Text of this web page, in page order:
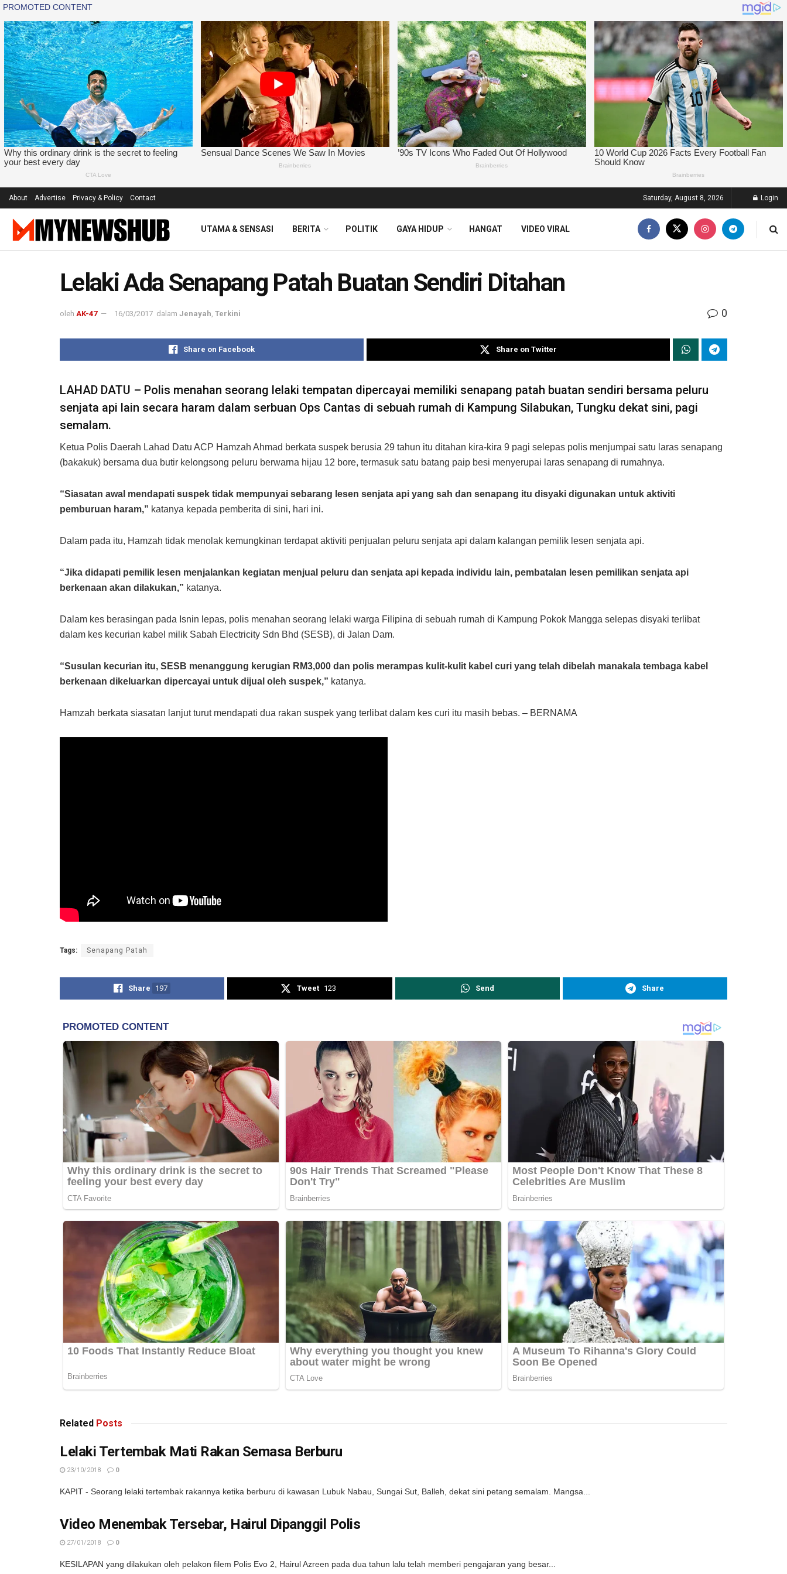
About Advertise Privacy & Policy Contact Saturday, August 8, 2026 Login
UTAMA & SENSASI BERITA POLITIK GAYA HIDUP HANGAT VIDEO VIRAL
Lelaki Ada Senapang Patah Buatan Sendiri Ditahan
oleh AK-47 16/03/2017 dalam Jenayah Terkini 0
Share on Facebook Share on Twitter
LAHAD DATU – Polis menahan seorang lelaki tempatan dipercayai memiliki senapang patah buatan sendiri bersama peluru
senjata api lain secara haram dalam serbuan Ops Cantas di sebuah rumah di Kampung Silabukan, Tungku dekat sini, pagi
semalam.
Ketua Polis Daerah Lahad Datu ACP Hamzah Ahmad berkata suspek berusia 29 tahun itu ditahan kira-kira 9 pagi selepas polis menjumpai satu laras senapang
(bakakuk) bersama dua butir kelongsong peluru berwarna hijau 12 bore, termasuk satu batang paip besi menyerupai laras senapang di rumahnya.
“Siasatan awal mendapati suspek tidak mempunyai sebarang lesen senjata api yang sah dan senapang itu disyaki digunakan untuk aktiviti
pemburuan haram,” katanya kepada pemberita di sini, hari ini.
Dalam pada itu, Hamzah tidak menolak kemungkinan terdapat aktiviti penjualan peluru senjata api dalam kalangan pemilik lesen senjata api.
“Jika didapati pemilik lesen menjalankan kegiatan menjual peluru dan senjata api kepada individu lain, pembatalan lesen pemilikan senjata api
berkenaan akan dilakukan,” katanya.
Dalam kes berasingan pada Isnin lepas, polis menahan seorang lelaki warga Filipina di sebuah rumah di Kampung Pokok Mangga selepas disyaki terlibat
dalam kes kecurian kabel milik Sabah Electricity Sdn Bhd (SESB), di Jalan Dam.
“Susulan kecurian itu, SESB menanggung kerugian RM3,000 dan polis merampas kulit-kulit kabel curi yang telah dibelah manakala tembaga kabel
berkenaan dikeluarkan dipercayai untuk dijual oleh suspek,” katanya.
Hamzah berkata siasatan lanjut turut mendapati dua rakan suspek yang terlibat dalam kes curi itu masih bebas. – BERNAMA
Tags: Senapang Patah
Share 197 Tweet 123 Send Share
Related Posts
Lelaki Tertembak Mati Rakan Semasa Berburu
23/10/2018 0
KAPIT - Seorang lelaki tertembak rakannya ketika berburu di kawasan Lubuk Nabau, Sungai Sut, Balleh, dekat sini petang semalam. Mangsa...
Video Menembak Tersebar, Hairul Dipanggil Polis
27/01/2018 0
KESILAPAN yang dilakukan oleh pelakon filem Polis Evo 2, Hairul Azreen pada dua tahun lalu telah memberi pengajaran yang besar...